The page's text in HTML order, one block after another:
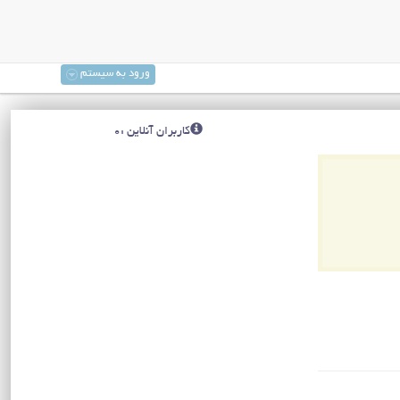
ورود به سیستم
کاربران آنلاین :0